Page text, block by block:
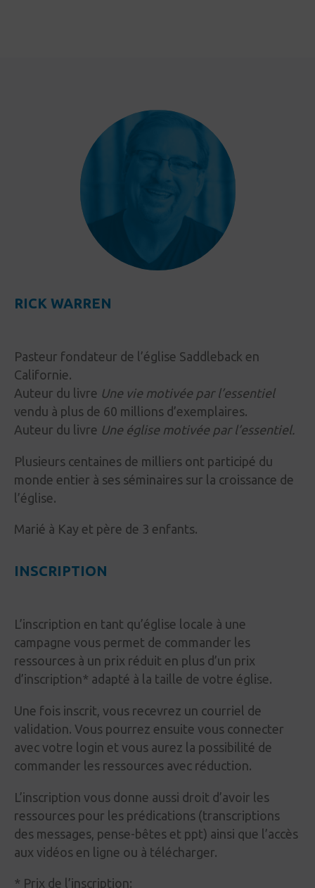
RICK WARREN
Pasteur fondateur de l’église Saddleback en
Californie.
Auteur du livre Une vie motivée par l’essentiel
vendu à plus de 60 millions d’exemplaires.
Auteur du livre Une église motivée par l’essentiel.
Plusieurs centaines de milliers ont participé du
monde entier à ses séminaires sur la croissance de
l’église.
Marié à Kay et père de 3 enfants.
INSCRIPTION
L’inscription en tant qu’église locale à une
campagne vous permet de commander les
ressources à un prix réduit en plus d’un prix
d’inscription* adapté à la taille de votre église.
Une fois inscrit, vous recevrez un courriel de
validation. Vous pourrez ensuite vous connecter
avec votre login et vous aurez la possibilité de
commander les ressources avec réduction.
L’inscription vous donne aussi droit d’avoir les
ressources pour les prédications (transcriptions
des messages, pense-bêtes et ppt) ainsi que l’accès
aux vidéos en ligne ou à télécharger.
* Prix de l’inscription: